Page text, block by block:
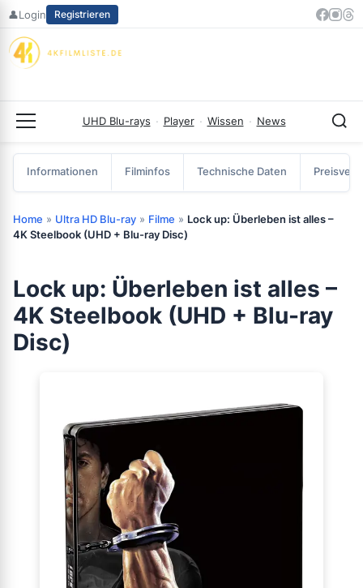
Zum
springen
👤Login Registrieren
UHD Blu-rays · Player · Wissen · News
Informationen Filminfos Technische Daten
Home » Ultra HD Blu-ray » Filme » Lock up: Überleben ist alles –
4K Steelbook (UHD + Blu-ray Disc)
Lock up: Überleben ist alles –
4K Steelbook (UHD + Blu-ray
Disc)